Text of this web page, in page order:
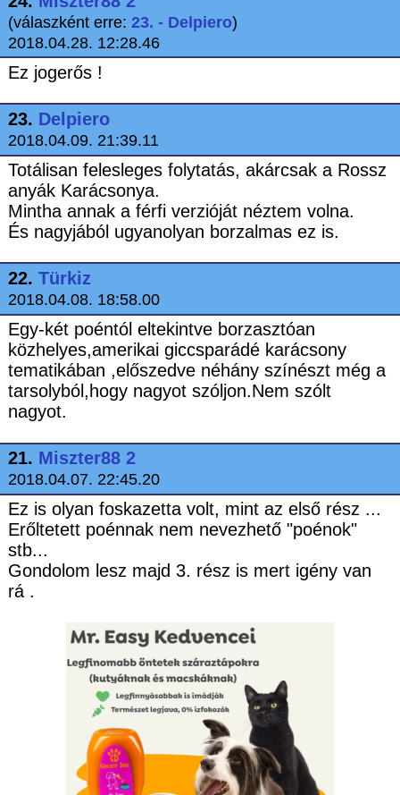
(válaszként erre: 23. - Delpiero)
2018.04.28. 12:28.46
Ez jogerős !
23. Delpiero
2018.04.09. 21:39.11
Totálisan felesleges folytatás, akárcsak a Rossz
anyák Karácsonya.
Mintha annak a férfi verzióját néztem volna.
És nagyjából ugyanolyan borzalmas ez is.
22. Türkiz
2018.04.08. 18:58.00
Egy-két poéntól eltekintve borzasztóan
közhelyes,amerikai giccsparádé karácsony
tematikában ,előszedve néhány színészt még a
tarsolyból,hogy nagyot szóljon.Nem szólt
nagyot.
21. Miszter88 2
2018.04.07. 22:45.20
Ez is olyan foskazetta volt, mint az első rész ...
Erőltetett poénnak nem nevezhető "poénok"
stb...
Gondolom lesz majd 3. rész is mert igény van
rá .